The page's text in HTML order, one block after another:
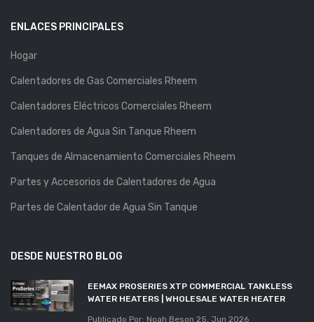
ENLACES PRINCIPALES
Hogar
Calentadores de Gas Comerciales Rheem
Calentadores Eléctricos Comerciales Rheem
Calentadores de Agua Sin Tanque Rheem
Tanques de Almacenamiento Comerciales Rheem
Partes y Accesorios de Calentadores de Agua
Partes de Calentador de Agua Sin Tanque
DESDE NUESTRO BLOG
EEMAX PROSERIES XTP COMMERCIAL TANKLESS
WATER HEATERS | WHOLESALE WATER HEATER
Publicado Por: Noah Beson 25, Jun 2026